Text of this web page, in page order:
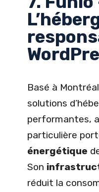
Basé à
solutions
performantes,
particulière
énergétique
Son
réduit la